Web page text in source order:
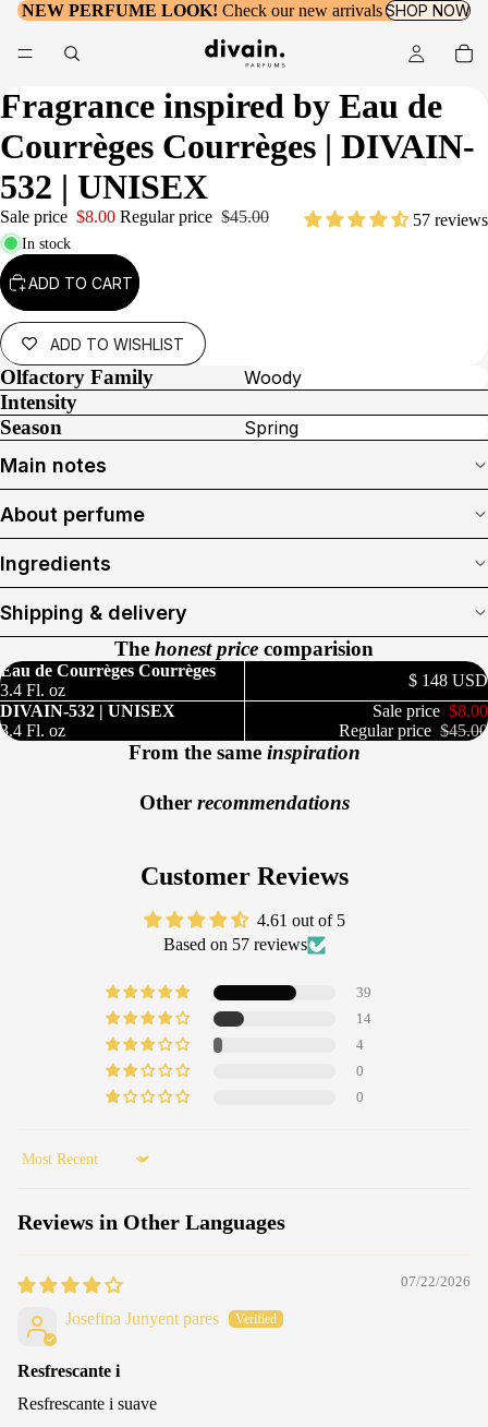
NEW PERFUME LOOK! Check our new arrivals SHOP NOW
Fragrance inspired by Eau de
Courrèges Courrèges | DIVAIN-
532 | UNISEX
Sale price $8.00 Regular price $45.00 57 reviews
In stock
ADD TO CART
ADD TO WISHLIST
Olfactory Family Woody
Intensity
Season
Spring
Main notes
About perfume
Ingredients
Shipping & delivery
The honest price comparision
Eau de Courrèges Courrèges
3.4 Fl. oz
$ 148 USD
DIVAIN-532 | UNISEX
3.4 Fl. oz
Sale price $8.00
Regular price $45.00
From the same inspiration
Other recommendations
Customer Reviews
4.61 out of 5
Based on 57 reviews
39
14
4
0
0
Sort by
Reviews in Other Languages
07/22/2026
Josefina Junyent pares
Resfrescante i
Resfrescante i suave